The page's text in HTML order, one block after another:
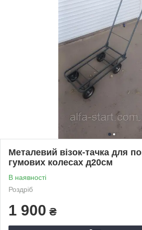
Металевий візок-тачка для
гумових колесах д20см
В наявності
Роздріб
1 900 ₴